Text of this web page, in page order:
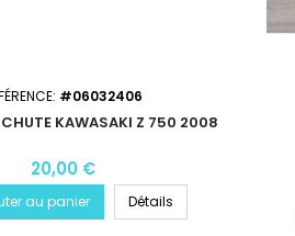
#06032406
CHUTE KAWASAKI Z 750 2008
20,00 €
au panier Détails